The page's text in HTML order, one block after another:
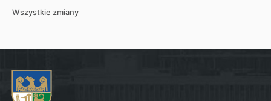
Wszystkie zmiany